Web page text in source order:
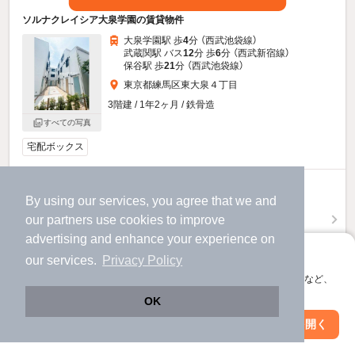
By using our services, you agree that we and
our partners use cookies to improve
advertising and enhance your experience on
our services.
Privacy Policy
OK
アプリに切り替えて、サクサクお部屋探し
会員登録なしですぐ使える。マップ検索やお気に入り保存など、
アプリを開く
ソルナクレイシア大泉学園の賃貸物件
すべての写真
大泉学園駅 歩4分 （西武池袋線）
武蔵関駅 バス12分 歩6分 （西武新宿線）
保谷駅 歩21分 （西武池袋線）
東京都練馬区東大泉４丁目
3階建 / 1年2ヶ月 / 鉄骨造
宅配ボックス
8.5
（管理費10,000円）
ほか提供
絞り込み条件を変更